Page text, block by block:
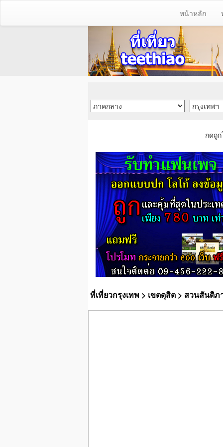
หน้าหลัก
กดถู
ที่เที่ยวกรุงเทพ > เขตดุสิต > สวนสันติภ